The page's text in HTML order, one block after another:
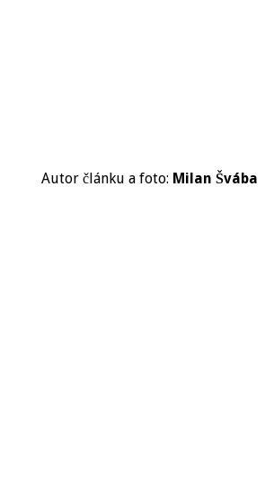
Autor článku a foto: Milan Švába